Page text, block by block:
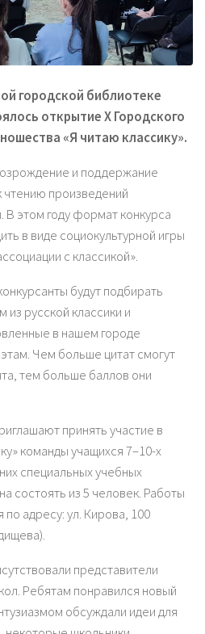
городской библиотеке
открытие X Городского
«Я читаю классику».
и поддержание
чтению произведений
В этом году формат конкурса
в виде социокультурной игры
с классикой».
будут подбирать
из русской классики и
в нашем городе
Чем больше цитат смогут
тем больше баллов они
принять участие в
команды учащихся 7–10-х
специальных учебных
состоять из 5 человек. Работы
адресу: ул. Кирова, 100
представители
Ребятам понравился новый
обсуждали идеи для